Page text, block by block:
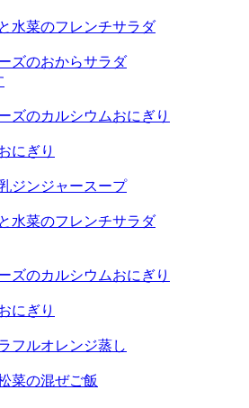
水菜のフレンチサラダ
ズのおからサラダ
ズのカルシウムおにぎり
にぎり
ジンジャースープ
水菜のフレンチサラダ
ズのカルシウムおにぎり
にぎり
フルオレンジ蒸し
菜の混ぜご飯